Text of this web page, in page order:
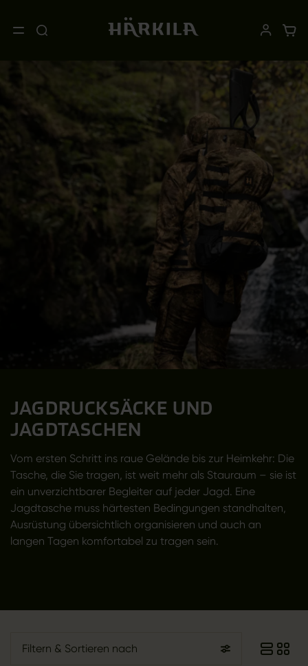
JAGDRUCKSÄCKE UND
JAGDTASCHEN
Vom ersten Schritt ins raue Gelände bis zur Heimkehr: Die
Tasche, die Sie tragen, ist weit mehr als Stauraum – sie ist
ein unverzichtbarer Begleiter auf jeder Jagd. Eine
Jagdtasche muss härtesten Bedingungen standhalten,
Ausrüstung übersichtlich organisieren und auch an
langen Tagen komfortabel zu tragen sein.
Filtern & Sortieren nach